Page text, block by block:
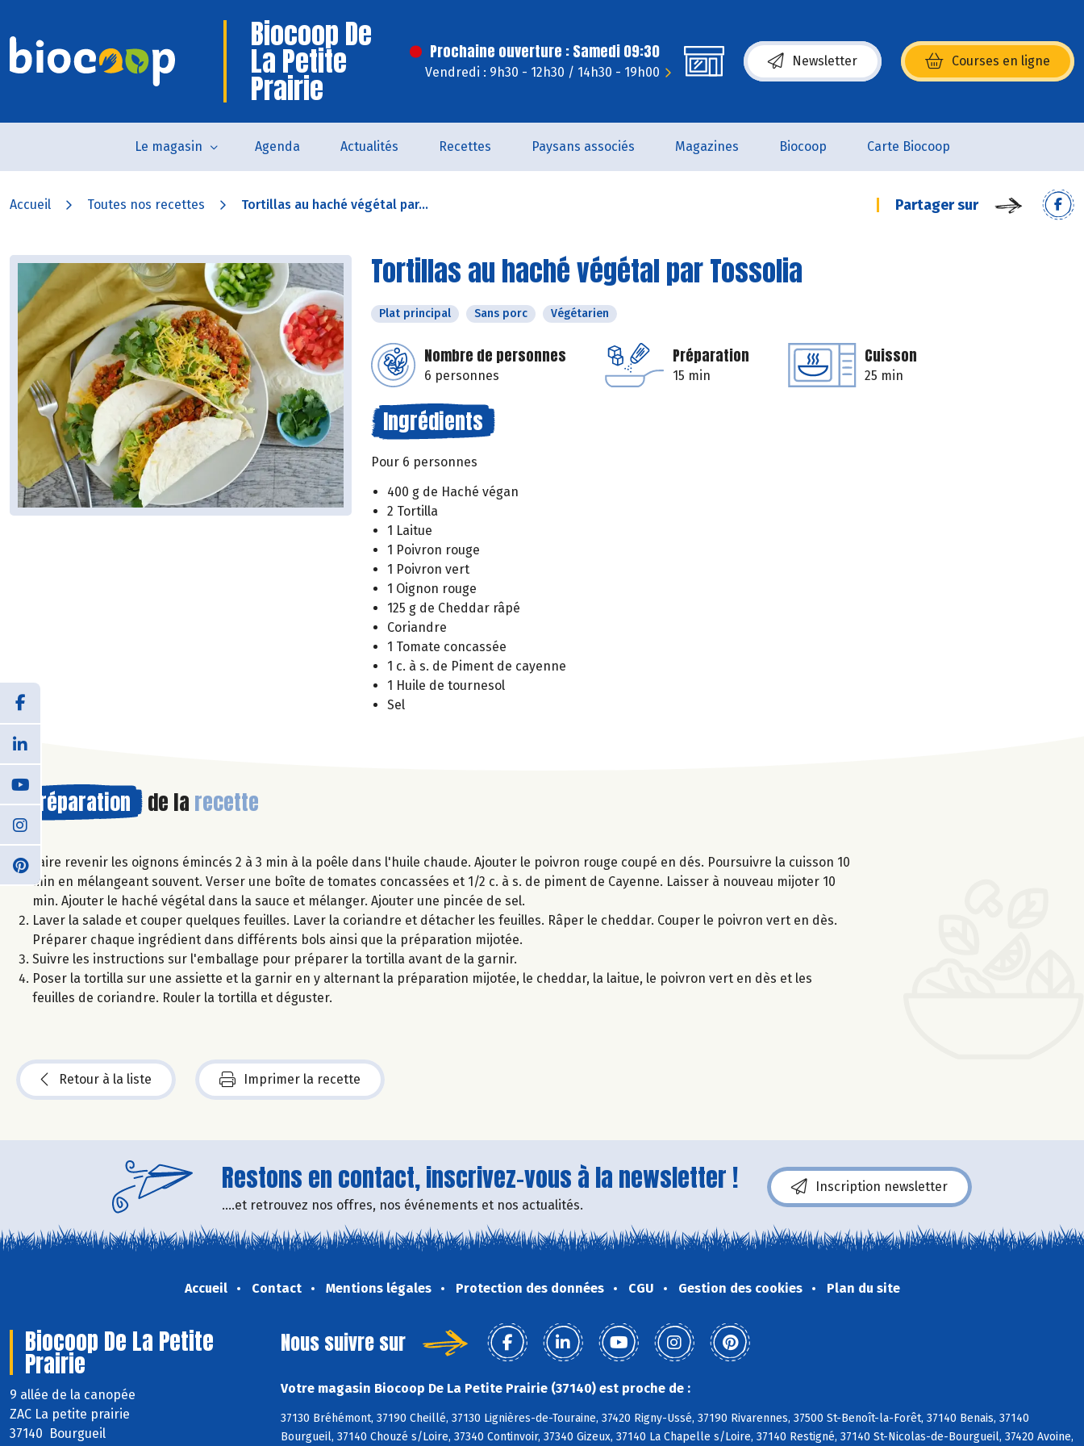
Biocoop De
La Petite
Prairie
Prochaine ouverture : Samedi 09:30
Vendredi : 9h30 - 12h30 / 14h30 - 19h00
Newsletter Courses en ligne
(s’ouvre dans une nouvelle fenêtre)
Le magasin Agenda Actualités Recettes Paysans associés Magazines Biocoop Carte Biocoop
Accueil Toutes nos recettes Tortillas au haché végétal par... Partager sur
Tortillas au haché végétal par Tossolia
Plat principal Sans porc Végétarien
Nombre de personnes
6 personnes
Préparation
15 min
Cuisson
25 min
Ingrédients
Pour 6 personnes
400 g de Haché végan
2 Tortilla
1 Laitue
1 Poivron rouge
1 Poivron vert
1 Oignon rouge
125 g de Cheddar râpé
Coriandre
1 Tomate concassée
1 c. à s. de Piment de cayenne
1 Huile de tournesol
Sel
Préparation de la recette
Faire revenir les oignons émincés 2 à 3 min à la poêle dans l'huile chaude. Ajouter le poivron rouge coupé en dés. Poursuivre la cuisson 10
min en mélangeant souvent. Verser une boîte de tomates concassées et 1/2 c. à s. de piment de Cayenne. Laisser à nouveau mijoter 10
min. Ajouter le haché végétal dans la sauce et mélanger. Ajouter une pincée de sel.
Laver la salade et couper quelques feuilles. Laver la coriandre et détacher les feuilles. Râper le cheddar. Couper le poivron vert en dès.
Préparer chaque ingrédient dans différents bols ainsi que la préparation mijotée.
Suivre les instructions sur l'emballage pour préparer la tortilla avant de la garnir.
Poser la tortilla sur une assiette et la garnir en y alternant la préparation mijotée, le cheddar, la laitue, le poivron vert en dès et les
feuilles de coriandre. Rouler la tortilla et déguster.
Retour à la liste Imprimer la recette
Restons en contact, inscrivez-vous à la newsletter !
....et retrouvez nos offres, nos événements et nos actualités.
Inscription newsletter
Accueil Contact Mentions légales Protection des données CGU Gestion des cookies Plan du site
Biocoop De La Petite
Prairie
9 allée de la canopée
ZAC La petite prairie
37140 Bourgueil
Nous suivre sur
Votre magasin Biocoop De La Petite Prairie (37140) est proche de :
37130 Bréhémont, 37190 Cheillé, 37130 Lignières-de-Touraine, 37420 Rigny-Ussé, 37190 Rivarennes, 37500 St-Benoît-la-Forêt, 37140 Benais, 37140
Bourgueil, 37140 Chouzé s/Loire, 37340 Continvoir, 37340 Gizeux, 37140 La Chapelle s/Loire, 37140 Restigné, 37140 St-Nicolas-de-Bourgueil, 37420 Avoine,